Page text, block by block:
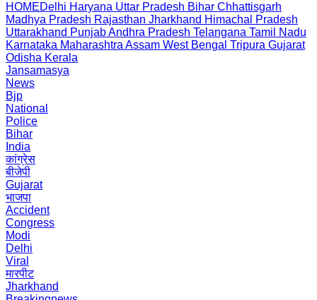
HOMEDelhi Haryana Uttar Pradesh Bihar Chhattisgarh
Madhya Pradesh Rajasthan Jharkhand Himachal Pradesh
Uttarakhand PunjabAndhra Pradesh Telangana Tamil Nadu
Karnataka Maharashtra Assam West Bengal Tripura Gujarat
Odisha Kerala
Jansamasya
News
Bjp
National
Police
Bihar
India
कांग्रेस
बीजेपी
Gujarat
भाजपा
Accident
Congress
Modi
Delhi
Viral
मारपीट
Jharkhand